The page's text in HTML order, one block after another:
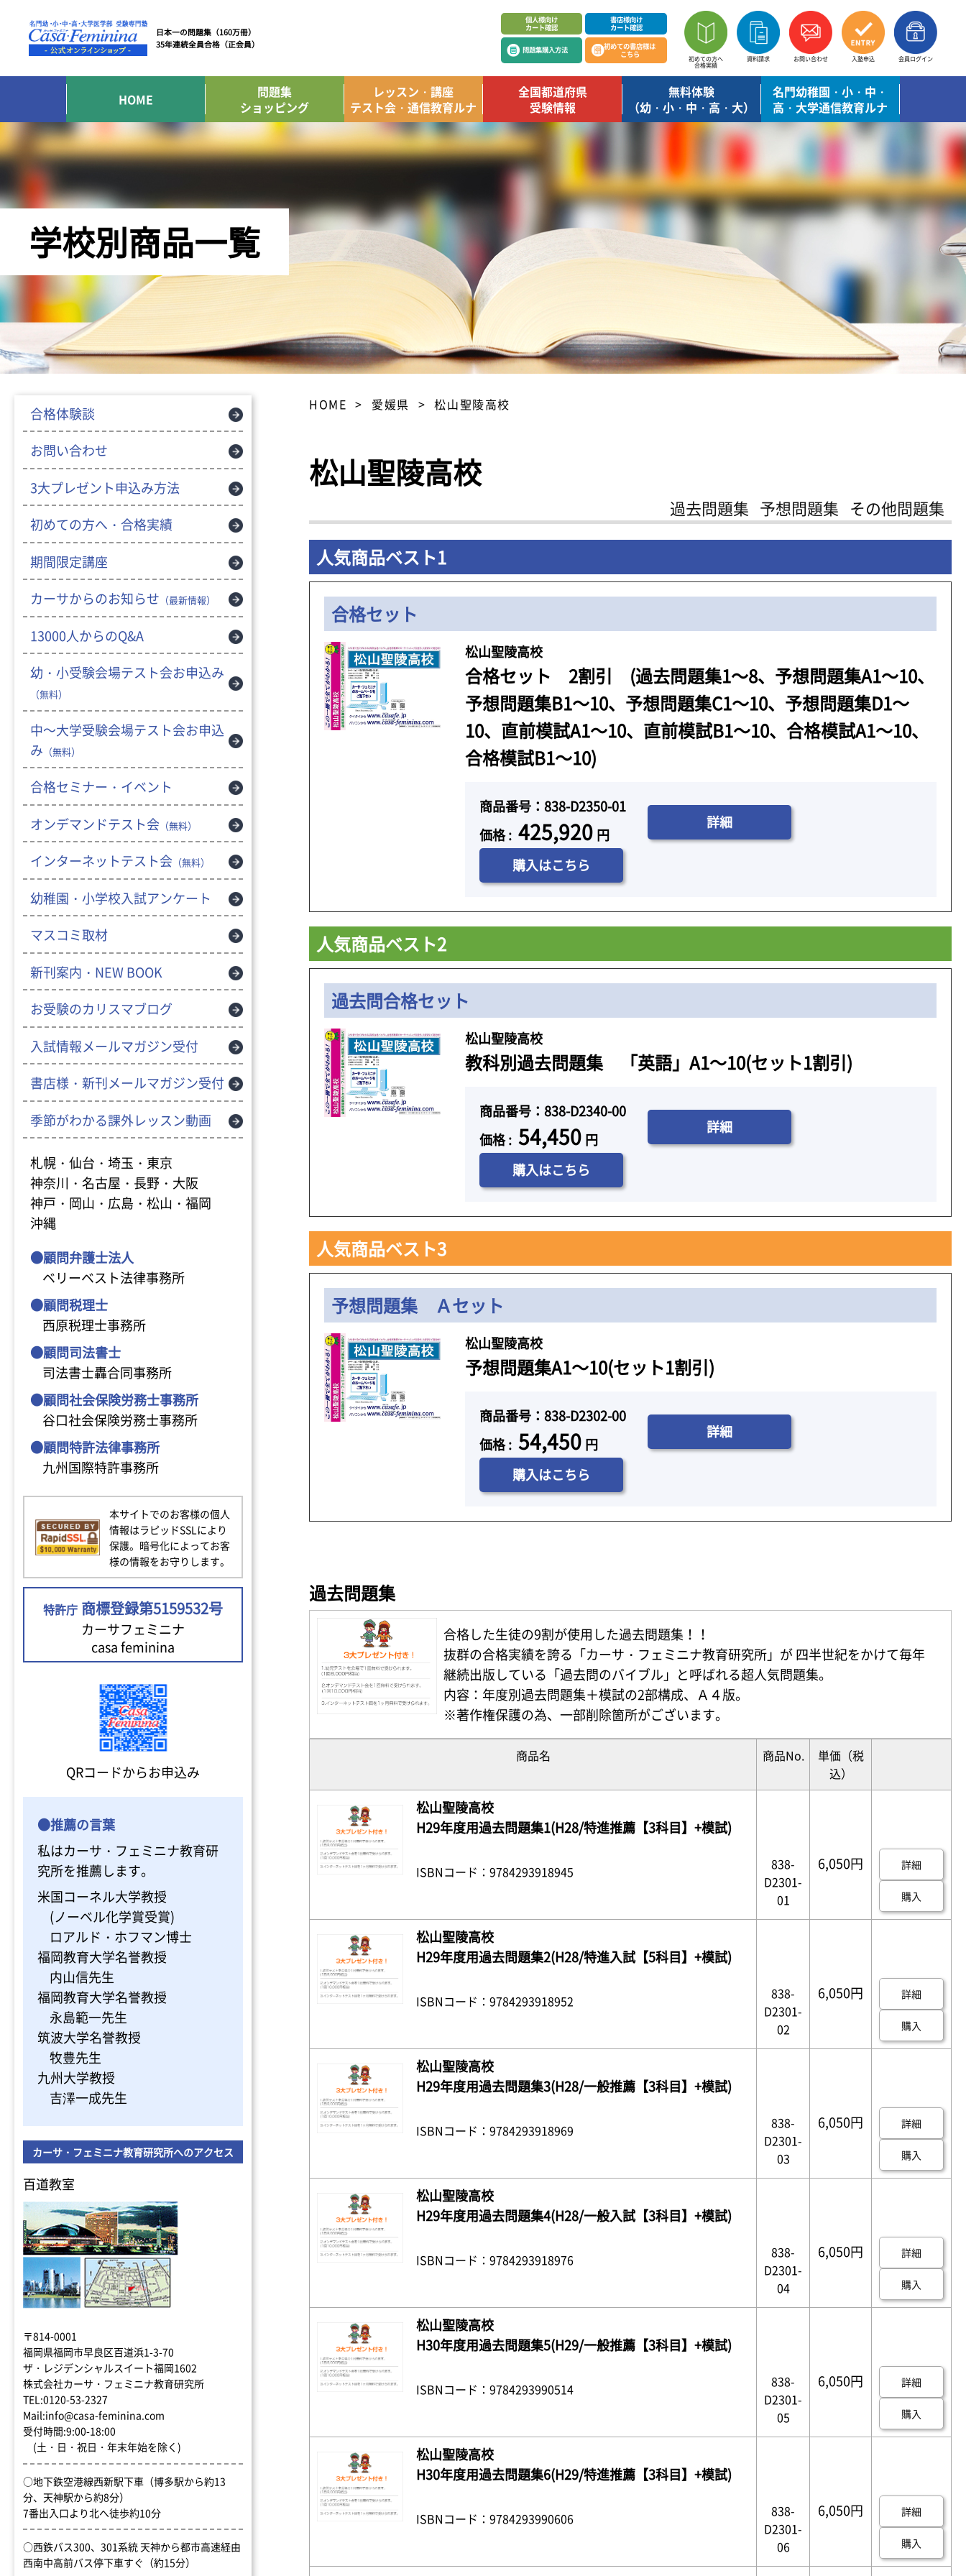
日本一の問題集（160万冊）
35年連続全員合格（正会員）
個人様向け
カート確認
書店様向け
カート確認
問題集購入方法 初めての書店様は
こちら 初めての方へ
合格実績
資料請求 お問い合わせ 入塾申込 会員ログイン
HOME
問題集
ショッピング
レッスン・講座
テスト会・通信教育ルナ
全国都道府県
受験情報
無料体験
（幼・小・中・高・大）
名門幼稚園・小・中・
高・大学通信教育ルナ
学校別商品一覧
HOME 愛媛県 松山聖陵高校
松山聖陵高校
過去問題集 予想問題集 その他問題集
人気商品ベスト1
合格セット
松山聖陵高校
合格セット 2割引 (過去問題集1～8、予想問題集A1～10、
予想問題集B1～10、予想問題集C1～10、予想問題集D1～
10、直前模試A1～10、直前模試B1～10、合格模試A1～10、
合格模試B1～10)
商品番号：838-D2350-01
価格 : 425,920 円
詳細
購入はこちら
人気商品ベスト2
過去問合格セット
松山聖陵高校
教科別過去問題集 「英語」A1～10(セット1割引)
商品番号：838-D2340-00
価格 : 54,450 円
詳細
購入はこちら
人気商品ベスト3
予想問題集 Ａセット
松山聖陵高校
予想問題集A1～10(セット1割引)
商品番号：838-D2302-00
価格 : 54,450 円
詳細
購入はこちら
過去問題集
合格した生徒の9割が使用した過去問題集！！
抜群の合格実績を誇る「カーサ・フェミニナ教育研究所」が 四半世紀をかけて毎年
継続出版している「過去問のバイブル」と呼ばれる超人気問題集。
内容：年度別過去問題集＋模試の2部構成、Ａ４版。
※著作権保護の為、一部削除箇所がございます。
商品名 商品No. 単価（税
込）
松山聖陵高校
H29年度用過去問題集1(H28/特進推薦【3科目】+模試)
ISBNコード：9784293918945
838-
D2301-
01
6,050円 詳細
購入
松山聖陵高校
H29年度用過去問題集2(H28/特進入試【5科目】+模試)
ISBNコード：9784293918952
838-
D2301-
02
6,050円 詳細
購入
松山聖陵高校
H29年度用過去問題集3(H28/一般推薦【3科目】+模試)
ISBNコード：9784293918969
838-
D2301-
03
6,050円 詳細
購入
松山聖陵高校
H29年度用過去問題集4(H28/一般入試【3科目】+模試)
ISBNコード：9784293918976
838-
D2301-
04
6,050円 詳細
購入
松山聖陵高校
H30年度用過去問題集5(H29/一般推薦【3科目】+模試)
ISBNコード：9784293990514
838-
D2301-
05
6,050円 詳細
購入
松山聖陵高校
H30年度用過去問題集6(H29/特進推薦【3科目】+模試)
ISBNコード：9784293990606
838-
D2301-
06
6,050円 詳細
購入
合格体験談
お問い合わせ
3大プレゼント申込み方法
初めての方へ・合格実績
期間限定講座
カーサからのお知らせ （最新情報）
13000人からのQ&A
幼・小受験会場テスト会お申込み
（無料）
中～大学受験会場テスト会お申込
み （無料）
合格セミナー・イベント
オンデマンドテスト会 （無料）
インターネットテスト会 （無料）
幼稚園・小学校入試アンケート
マスコミ取材
新刊案内・NEW BOOK
お受験のカリスマブログ
入試情報メールマガジン受付
書店様・新刊メールマガジン受付
季節がわかる課外レッスン動画
札幌・仙台・埼玉・東京
神奈川・名古屋・長野・大阪
神戸・岡山・広島・松山・福岡
沖縄
●顧問弁護士法人
ベリーベスト法律事務所
●顧問税理士
西原税理士事務所
●顧問司法書士
司法書士轟合同事務所
●顧問社会保険労務士事務所
谷口社会保険労務士事務所
●顧問特許法律事務所
九州国際特許事務所
本サイトでのお客様の個人
情報はラピッドSSLにより
保護。暗号化によってお客
様の情報をお守りします。
特許庁 商標登録第5159532号
カーサフェミニナ
casa feminina
QRコードからお申込み
●推薦の言葉
私はカーサ・フェミニナ教育研
究所を推薦します。
米国コーネル大学教授
(ノーベル化学賞受賞)
ロアルド・ホフマン博士
福岡教育大学名誉教授
内山信先生
福岡教育大学名誉教授
永島範一先生
筑波大学名誉教授
牧豊先生
九州大学教授
吉澤一成先生
カーサ・フェミニナ教育研究所へのアクセス
百道教室
〒814-0001
福岡県福岡市早良区百道浜1-3-70
ザ・レジデンシャルスイート福岡1602
株式会社カーサ・フェミニナ教育研究所
TEL:0120-53-2327
Mail:info@casa-feminina.com
受付時間:9:00-18:00
(土・日・祝日・年末年始を除く)
○地下鉄空港線西新駅下車（博多駅から約13
分、天神駅から約8分）
7番出入口より北へ徒歩約10分
○西鉄バス300、301系統 天神から都市高速経由
西南中高前バス停下車すぐ（約15分）